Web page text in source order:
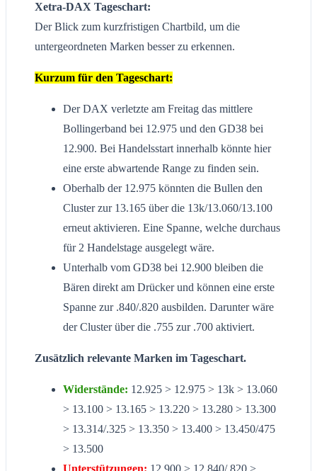
Xetra-DAX Tageschart:
Der Blick zum kurzfristigen Chartbild, um die
untergeordneten Marken besser zu erkennen.
Kurzum für den Tageschart:
Der DAX verletzte am Freitag das mittlere
Bollingerband bei 12.975 und den GD38 bei
12.900. Bei Handelsstart innerhalb könnte hier
eine erste abwartende Range zu finden sein.
Oberhalb der 12.975 könnten die Bullen den
Cluster zur 13.165 über die 13k/13.060/13.100
erneut aktivieren. Eine Spanne, welche durchaus
für 2 Handelstage ausgelegt wäre.
Unterhalb vom GD38 bei 12.900 bleiben die
Bären direkt am Drücker und können eine erste
Spanne zur .840/.820 ausbilden. Darunter wäre
der Cluster über die .755 zur .700 aktiviert.
Zusätzlich relevante Marken im Tageschart.
Widerstände: 12.925 > 12.975 > 13k > 13.060
> 13.100 > 13.165 > 13.220 > 13.280 > 13.300
> 13.314/.325 > 13.350 > 13.400 > 13.450/475
> 13.500